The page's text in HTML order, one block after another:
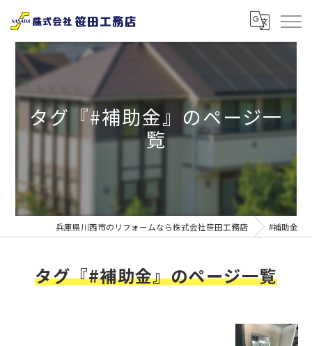
タグ『#補助金』のページ一
覧
兵庫県川西市のリフォームなら株式会社笹田工務店 #補助金
タグ『#補助金』のページ一覧